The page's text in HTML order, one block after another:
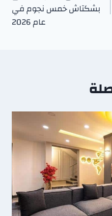
بشكتاش خمس نجوم في
عام 2026